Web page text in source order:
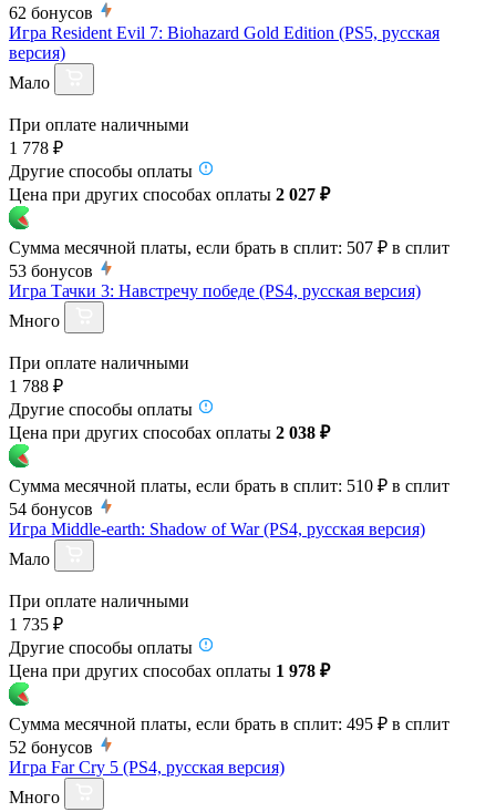
62 бонусов
Игра Resident Evil 7: Biohazard Gold Edition (PS5, русская
версия)
Мало
При оплате наличными
1 778 ₽
Другие способы оплаты
Цена при других способах оплаты 2 027 ₽
Сумма месячной платы, если брать в сплит: 507 ₽ в сплит
53 бонусов
Игра Тачки 3: Навстречу победе (PS4, русская версия)
Много
При оплате наличными
1 788 ₽
Другие способы оплаты
Цена при других способах оплаты 2 038 ₽
Сумма месячной платы, если брать в сплит: 510 ₽ в сплит
54 бонусов
Игра Middle-earth: Shadow of War (PS4, русская версия)
Мало
При оплате наличными
1 735 ₽
Другие способы оплаты
Цена при других способах оплаты 1 978 ₽
Сумма месячной платы, если брать в сплит: 495 ₽ в сплит
52 бонусов
Игра Far Cry 5 (PS4, русская версия)
Много